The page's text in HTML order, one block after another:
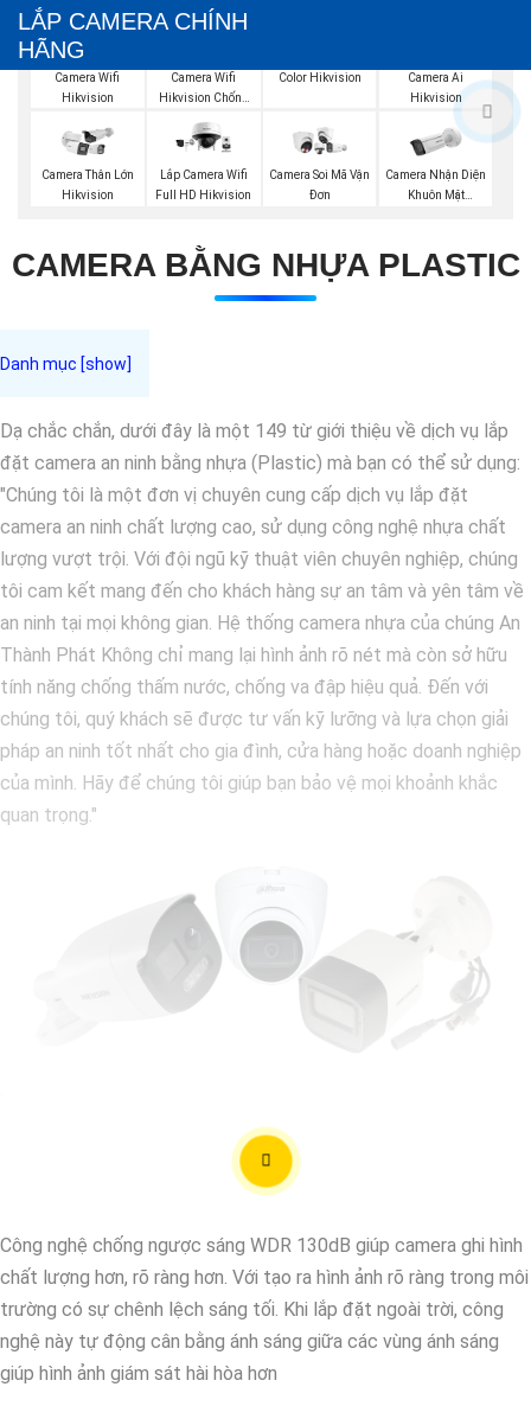
LẮP CAMERA CHÍNH
HÃNG
Camera Wifi
Hikvision
Camera Wifi
Hikvision Chống
Color Hikvision
Camera Ai
Hikvision
Camera Thân Lớn
Hikvision
Lắp Camera Wifi
Full HD Hikvision
Camera Soi Mã Vận
Đơn
Camera Nhận Diện
Khuôn Mặt
CAMERA BẰNG NHỰA PLASTIC
Dạ chắc chắn, dưới đây là một 149 từ giới thiệu về dịch vụ lắp
đặt camera an ninh bằng nhựa (Plastic) mà bạn có thể sử dụng:
"Chúng tôi là một đơn vị chuyên cung cấp dịch vụ lắp đặt
camera an ninh chất lượng cao, sử dụng công nghệ nhựa chất
lượng vượt trội. Với đội ngũ kỹ thuật viên chuyên nghiệp, chúng
tôi cam kết mang đến cho khách hàng sự an tâm và yên tâm về
an ninh tại mọi không gian. Hệ thống camera nhựa của chúng An
Thành Phát Không chỉ mang lại hình ảnh rõ nét mà còn sở hữu
tính năng chống thấm nước, chống va đập hiệu quả. Đến với
chúng tôi, quý khách sẽ được tư vấn kỹ lưỡng và lựa chọn giải
pháp an ninh tốt nhất cho gia đình, cửa hàng hoặc doanh nghiệp
của mình. Hãy để chúng tôi giúp bạn bảo vệ mọi khoảnh khắc
quan trọng."
Công nghệ chống ngược sáng WDR 130dB giúp camera ghi hình
chất lượng hơn, rõ ràng hơn. Với tạo ra hình ảnh rõ ràng trong môi
trường có sự chênh lệch sáng tối. Khi lắp đặt ngoài trời, công
nghệ này tự động cân bằng ánh sáng giữa các vùng ánh sáng
giúp hình ảnh giám sát hài hòa hơn